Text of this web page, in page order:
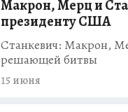
Макрон, Мерц и
президенту США
Станкевич: Макрон,
решающей битвы
15 июня